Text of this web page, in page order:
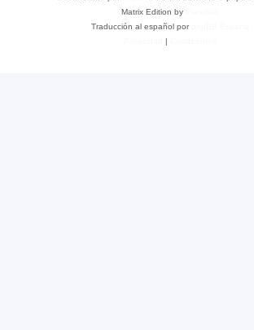
Matrix Edition by
Traducción al español por
|